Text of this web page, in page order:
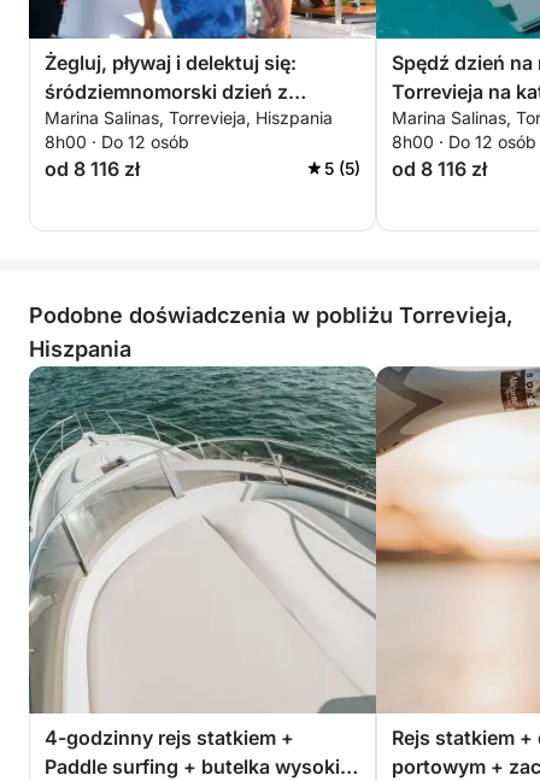
To, co go wyróżnia, to połączenie rzadko
spotykanych elementów: przestrzeni, stabilności i
kulinarnych doznań z Morzem Śródziemnym w tle.
Atmosfera jest swobodna, a zarazem wyrafinowana,
towarzyska, a zarazem intymna.
Żegluj, pływaj i delektuj się:
śródziemnomorski dzień z
widokiem na morze i momentami
sushi
Marina Salinas, Torrevieja, Hiszpania
8h00 · Do 12 osób
od 8 116 zł 5 (5)
Spędź dzień na
Torrevieja na
Marina Salinas,
8h00 · Do 12 osób
od 8 116 zł
Podobne doświadczenia w pobliżu Torrevieja,
Hiszpania
4-godzinny rejs statkiem +
Paddle surfing + butelka wysokiej
Rejs statkiem
portowym +